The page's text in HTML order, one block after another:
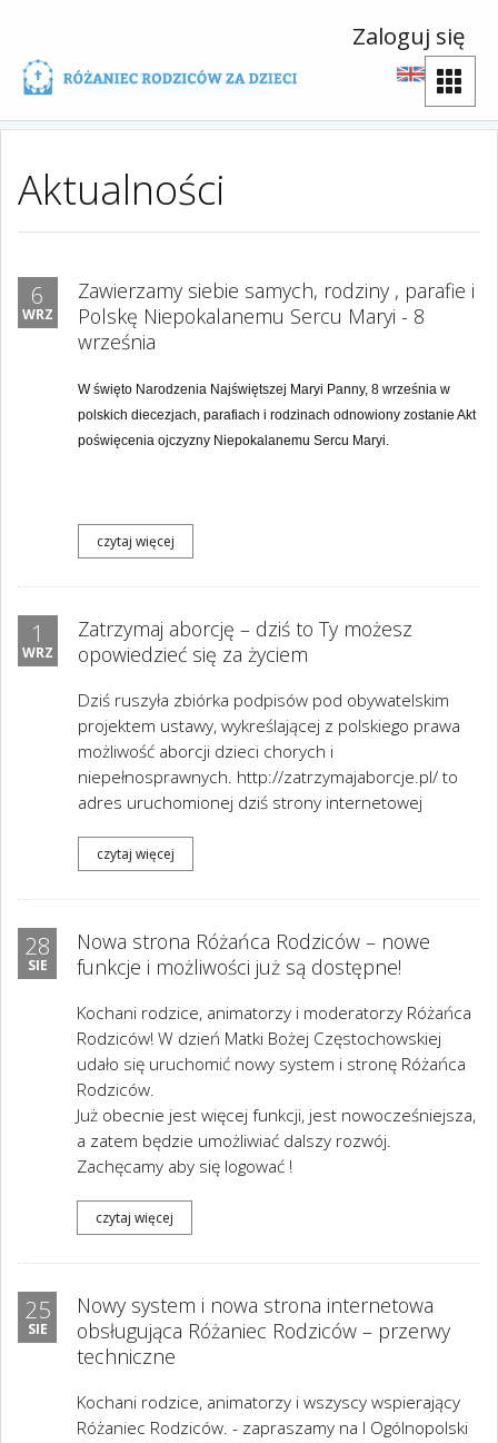
Zaloguj się
Aktualności
6
WRZ
Zawierzamy siebie samych, rodziny , parafie i
Polskę Niepokalanemu Sercu Maryi - 8
września
W święto Narodzenia Najświętszej Maryi Panny, 8 września w
polskich diecezjach, parafiach i rodzinach odnowiony zostanie Akt
poświęcenia ojczyzny Niepokalanemu Sercu Maryi.
czytaj więcej
1
WRZ
Zatrzymaj aborcję – dziś to Ty możesz
opowiedzieć się za życiem
Dziś ruszyła zbiórka podpisów pod obywatelskim
projektem ustawy, wykreślającej z polskiego prawa
możliwość aborcji dzieci chorych i
niepełnosprawnych. http://zatrzymajaborcje.pl/ to
adres uruchomionej dziś strony internetowej
czytaj więcej
28
SIE
Nowa strona Różańca Rodziców – nowe
funkcje i możliwości już są dostępne!
Kochani rodzice, animatorzy i moderatorzy Różańca
Rodziców! W dzień Matki Bożej Częstochowskiej
udało się uruchomić nowy system i stronę Różańca
Rodziców.
Już obecnie jest więcej funkcji, jest nowocześniejsza,
a zatem będzie umożliwiać dalszy rozwój.
Zachęcamy aby się logować !
czytaj więcej
25
SIE
Nowy system i nowa strona internetowa
obsługująca Różaniec Rodziców – przerwy
techniczne
Kochani rodzice, animatorzy i wszyscy wspierający
Różaniec Rodziców. - zapraszamy na I Ogólnopolski